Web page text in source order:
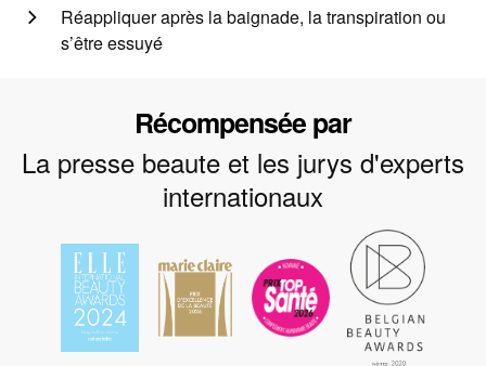
Réappliquer après la baignade, la transpiration ou
s’être essuyé
Récompensée par
La presse beaute et les jurys d'experts
internationaux